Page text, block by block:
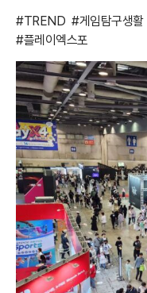
#TREND #게임탐구생활
#플레이엑스포